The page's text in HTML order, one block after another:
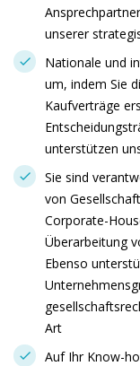
unserer
Nationale und
um, indem Sie
Kaufverträge
unterstützen
Sie sind
von
Corporate-
Überarbeitung
Ebenso
Art
Auf Ihr Know-